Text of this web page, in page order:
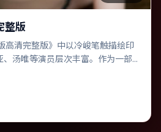
整版
高清完整版》中以冷峻笔触描绘印
汤唯等演员层次丰富。作为一部
切入，逐步推向不可逆转的结
点克制有力。